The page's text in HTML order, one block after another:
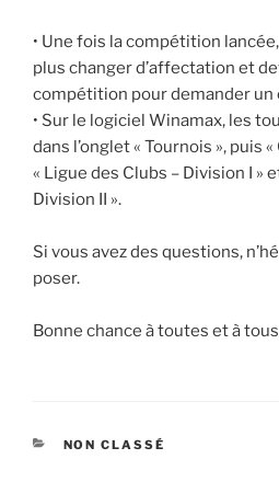
• Une fois la compétition
plus changer d’affectation et
compétition pour demander
• Sur le logiciel Winamax, les
dans l’onglet « Tournois », puis
« Ligue des Clubs – Division I »
Division II ».
Si vous avez des questions,
poser.
Bonne chance à toutes et à
CATÉGORIES
NON CLASSÉ